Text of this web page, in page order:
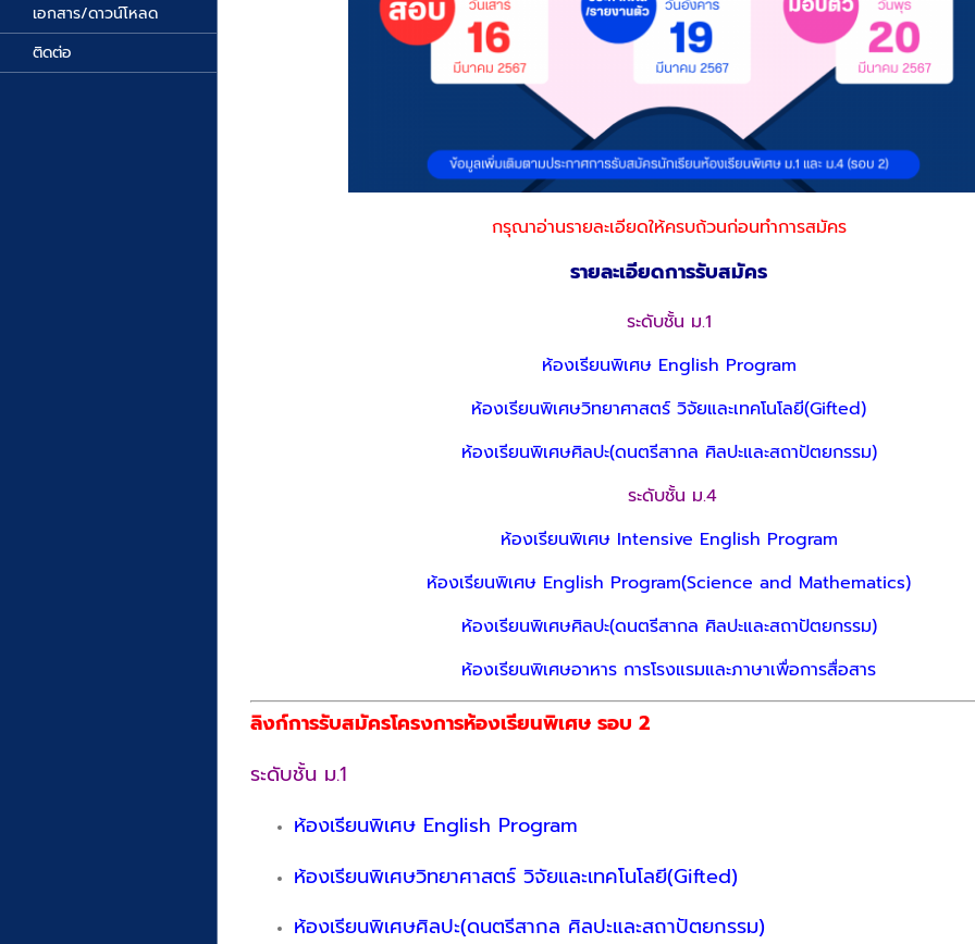
เอกสาร/ดาวน์โหลด
ติดต่อ
กรุณาอ่านรายละเอียดให้ครบถ้วนก่อนทำการสมัคร
รายละเอียดการรับสมัคร
ระดับชั้น ม.1
ห้องเรียนพิเศษ English Program
ห้องเรียนพิเศษวิทยาศาสตร์ วิจัยและเทคโนโลยี(Gifted)
ห้องเรียนพิเศษศิลปะ(ดนตรีสากล ศิลปะและสถาปัตยกรรม)
ระดับชั้น ม.4
ห้องเรียนพิเศษ Intensive English Program
ห้องเรียนพิเศษ English Program(Science and Mathematics)
ห้องเรียนพิเศษศิลปะ(ดนตรีสากล ศิลปะและสถาปัตยกรรม)
ห้องเรียนพิเศษอาหาร การโรงแรมและภาษาเพื่อการสื่อสาร
ลิงก์การรับสมัครโครงการห้องเรียนพิเศษ รอบ 2
ระดับชั้น ม.1
ห้องเรียนพิเศษ English Program
ห้องเรียนพิเศษวิทยาศาสตร์ วิจัยและเทคโนโลยี(Gifted)
ห้องเรียนพิเศษศิลปะ(ดนตรีสากล ศิลปะและสถาปัตยกรรม)